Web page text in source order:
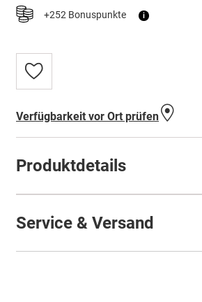
+252 Bonuspunkte i
Zur
Wunschliste
Verfügbarkeit vor Ort prüfen
Produktdetails
Service & Versand